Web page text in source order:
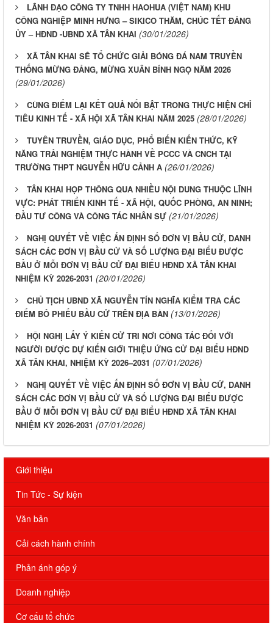
LÃNH ĐẠO CÔNG TY TNHH HAOHUA (VIỆT NAM) KHU
CÔNG NGHIỆP MINH HƯNG – SIKICO THĂM, CHÚC TẾT ĐẢNG
ỦY – HĐND -UBND XÃ TÂN KHAI (30/01/2026)
XÃ TÂN KHAI SẼ TỔ CHỨC GIẢI BÓNG ĐÁ NAM TRUYỀN
THỐNG MỪNG ĐẢNG, MỪNG XUÂN BÍNH NGỌ NĂM 2026
(29/01/2026)
CÙNG ĐIỂM LẠI KẾT QUẢ NỔI BẬT TRONG THỰC HIỆN CHỈ
TIÊU KINH TẾ - XÃ HỘI XÃ TÂN KHAI NĂM 2025 (28/01/2026)
TUYÊN TRUYỀN, GIÁO DỤC, PHỔ BIẾN KIẾN THỨC, KỸ
NĂNG TRẢI NGHIỆM THỰC HÀNH VỀ PCCC VÀ CNCH TẠI
TRƯỜNG THPT NGUYỄN HỮU CẢNH A (26/01/2026)
TÂN KHAI HỌP THÔNG QUA NHIỀU NỘI DUNG THUỘC LĨNH
VỰC: PHÁT TRIỂN KINH TẾ - XÃ HỘI, QUỐC PHÒNG, AN NINH;
ĐẦU TƯ CÔNG VÀ CÔNG TÁC NHÂN SỰ (21/01/2026)
NGHỊ QUYẾT VỀ VIỆC ẤN ĐỊNH SỐ ĐƠN VỊ BẦU CỬ, DANH
SÁCH CÁC ĐƠN VỊ BẦU CỬ VÀ SỐ LƯỢNG ĐẠI BIỂU ĐƯỢC
BẦU Ở MỖI ĐƠN VỊ BẦU CỬ ĐẠI BIỂU HĐND XÃ TÂN KHAI
NHIỆM KỲ 2026-2031 (20/01/2026)
CHỦ TỊCH UBND XÃ NGUYỄN TÍN NGHĨA KIỂM TRA CÁC
ĐIỂM BỎ PHIẾU BẦU CỬ TRÊN ĐỊA BÀN (13/01/2026)
HỘI NGHỊ LẤY Ý KIẾN CỬ TRI NƠI CÔNG TÁC ĐỐI VỚI
NGƯỜI ĐƯỢC DỰ KIẾN GIỚI THIỆU ỨNG CỬ ĐẠI BIỂU HĐND
XÃ TÂN KHAI, NHIỆM KỲ 2026–2031 (07/01/2026)
NGHỊ QUYẾT VỀ VIỆC ẤN ĐỊNH SỐ ĐƠN VỊ BẦU CỬ, DANH
SÁCH CÁC ĐƠN VỊ BẦU CỬ VÀ SỐ LƯỢNG ĐẠI BIỂU ĐƯỢC
BẦU Ở MỖI ĐƠN VỊ BẦU CỬ ĐẠI BIỂU HĐND XÃ TÂN KHAI
NHIỆM KỲ 2026-2031 (07/01/2026)
Giới thiệu
Tin Tức - Sự kiện
Văn bản
Cải cách hành chính
Phản ánh góp ý
Doanh nghiệp
Cơ cấu tổ chức